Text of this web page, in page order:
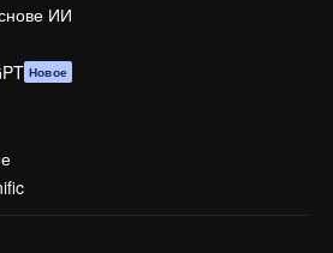
ИИ
Новое